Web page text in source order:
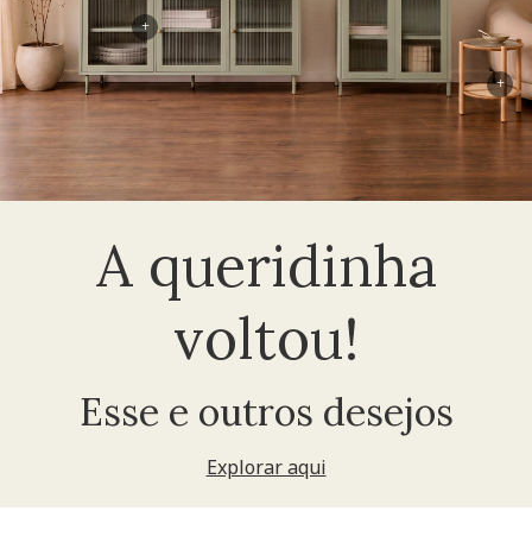
A queridinha
voltou!
Esse e outros desejos
Explorar aqui
+
+